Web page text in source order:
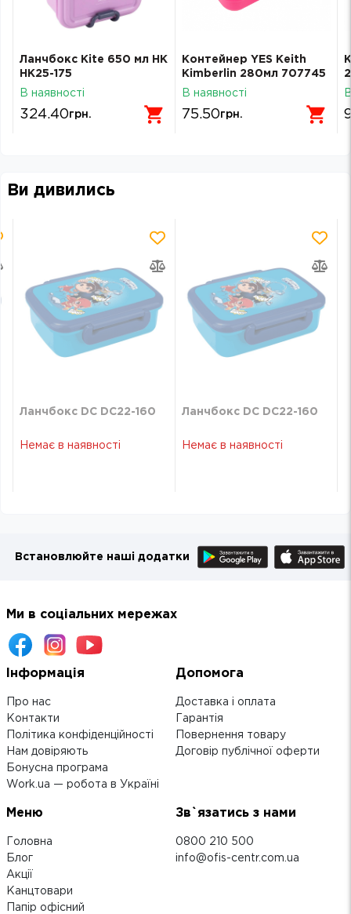
Ланчбокс Kite 650 мл HK
HK25-175
В наявності
324.40грн.
Контейнер YES Keith
Kimberlin 280мл 707745
В наявності
75.50грн.
Ви дивились
Ланчбокс DC DC22-160
Немає в наявності
Ланчбокс DC DC22-160
Немає в наявності
Встановлюйте наші додатки
Ми в соціальних мережах
Інформація
Про нас
Контакти
Політика конфіденційності
Нам довіряють
Бонусна програма
Work.ua — робота в Україні
Допомога
Доставка і оплата
Гарантія
Повернення товару
Договір публічної оферти
Меню
Головна
Блог
Акції
Канцтовари
Папір офісний
Зв`язатись з нами
0800 210 500
info@ofis-centr.com.ua